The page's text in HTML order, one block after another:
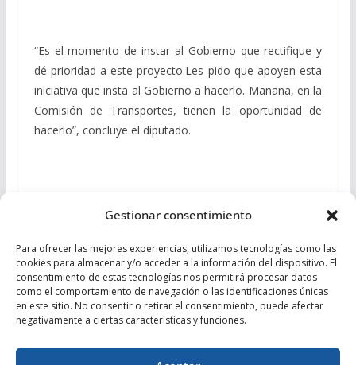
Gestionar consentimiento
Para ofrecer las mejores experiencias, utilizamos tecnologías como las
cookies para almacenar y/o acceder a la información del dispositivo. El
consentimiento de estas tecnologías nos permitirá procesar datos
como el comportamiento de navegación o las identificaciones únicas
en este sitio. No consentir o retirar el consentimiento, puede afectar
negativamente a ciertas características y funciones.
“Es el momento de instar al Gobierno que rectifique y
dé prioridad a este proyecto.Les pido que apoyen esta
iniciativa que insta al Gobierno a hacerlo. Mañana, en la
Comisión de Transportes, tienen la oportunidad de
hacerlo”, concluye el diputado.
Casado: “Otros quieren cavar trincheras, nosotros
levantar persianas y ayudar a los que lo hacen”
Absuelto el exalcalde del PP en Garrucha, Juan
Francisco Fernández, por ‘el caso del taller